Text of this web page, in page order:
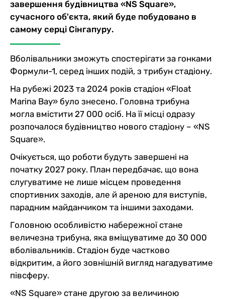
завершення будівництва «NS Square»,
сучасного об'єкта, який буде побудовано в
самому серці Сінгапуру.
Вболівальники зможуть спостерігати за гонками
Формули-1, серед інших подій, з трибун стадіону.
На рубежі 2023 та 2024 років стадіон «Float
Marina Bay» було знесено. Головна трибуна
могла вмістити 27 000 осіб. На її місці одразу
розпочалося будівництво нового стадіону – «NS
Square».
Очікується, що роботи будуть завершені на
початку 2027 року. План передбачає, що вона
слугуватиме не лише місцем проведення
спортивних заходів, але й ареною для виступів,
парадним майданчиком та іншими заходами.
Головною особливістю набережної стане
величезна трибуна, яка вміщуватиме до 30 000
вболівальників. Стадіон буде частково
відкритим, а його зовнішній вигляд нагадуватиме
півсферу.
«NS Square» стане другою за величиною